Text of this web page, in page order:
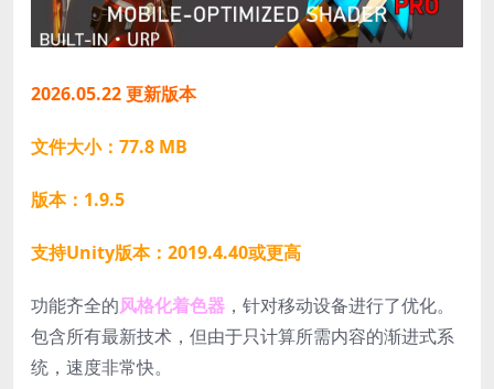
2026.05.22 更新版本
文件大小：77.8 MB
版本：1.9.5
支持Unity版本：2019.4.40或更高
功能齐全的风格化着色器 ，针对移动设备进行了优化。
包含所有最新技术，但由于只计算所需内容的渐进式系
统，速度非常快。